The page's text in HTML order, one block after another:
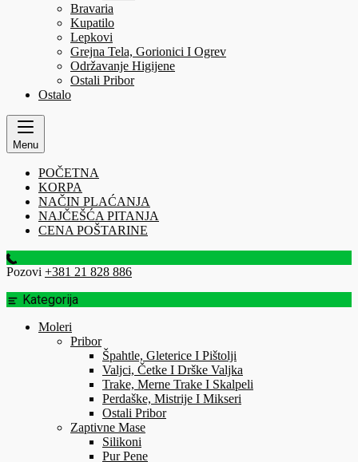
Bravaria
Kupatilo
Lepkovi
Grejna Tela, Gorionici I Ogrev
Održavanje Higijene
Ostali Pribor
Ostalo
Menu
POČETNA
KORPA
NAČIN PLAĆANJA
NAJČEŠĆA PITANJA
CENA POŠTARINE
Pozovi +381 21 828 886
Kategorija
Moleri
Pribor
Špahtle, Gleterice I Pištolji
Valjci, Četke I Drške Valjka
Trake, Merne Trake I Skalpeli
Perdaške, Mistrije I Mikseri
Ostali Pribor
Zaptivne Mase
Silikoni
Pur Pene